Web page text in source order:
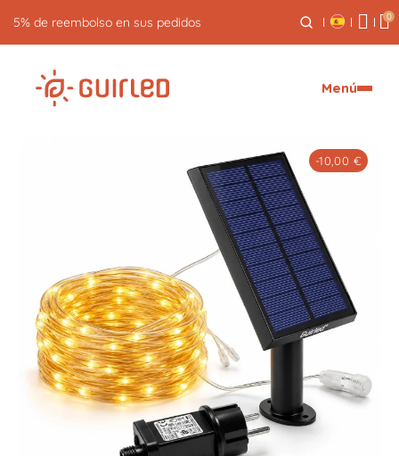
5% de reembolso en sus pedidos 0
Menú
-10,00 €